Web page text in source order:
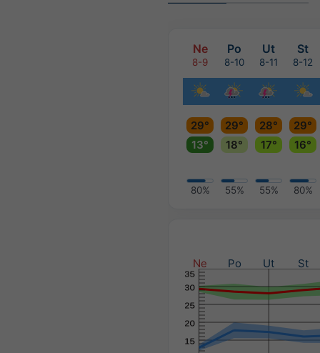
Ne Po Ut St
8-9 8-10 8-11 8-12
29° 29° 28°
29°
13°
18° 17° 16°
80% 55% 55% 80%
Ne Po Ut St